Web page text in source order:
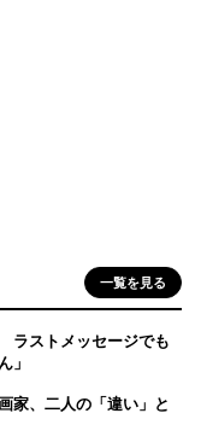
一覧を見る
ラストメッセージでも
」
家、二人の「違い」と